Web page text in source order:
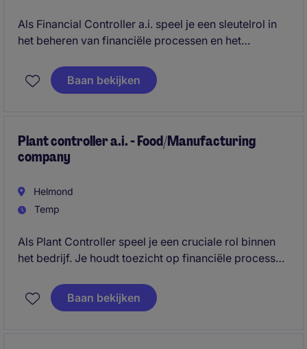
Als Financial Controller a.i. speel je een sleutelrol in
het beheren van financiële processen en het
binnen de retailsector in de omgeving van Den Bosch
en draagt bij aan de financiële stabiliteit van de
Baan bekijken
Plant controller a.i. - Food/Manufacturing
company
Helmond
Temp
Als Plant Controller speel je een cruciale rol binnen
het bedrijf. Je houdt toezicht op financiële processen
Baan bekijken